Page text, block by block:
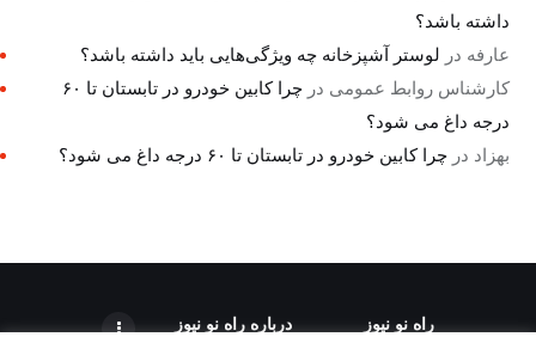
داشته باشد؟
عارفه در لوستر آشپزخانه چه ویژگی‌هایی باید داشته باشد؟
کارشناس روابط عمومی در
چرا کابین خودرو در تابستان تا ۶۰
درجه داغ می شود؟
بهزاد درچرا کابین خودرو در تابستان تا ۶۰ درجه داغ می شود؟
راه نو نیوز درباره راه‌ نو نیوز